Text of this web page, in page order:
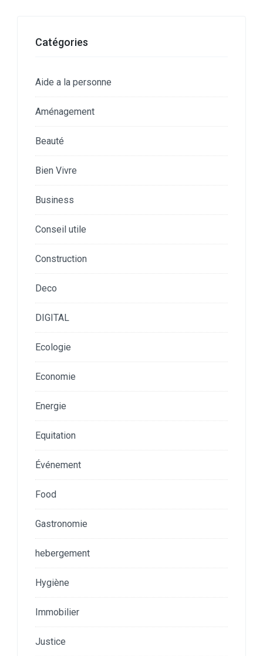
Catégories
Aide a la personne
Aménagement
Beauté
Bien Vivre
Business
Conseil utile
Construction
Deco
DIGITAL
Ecologie
Economie
Energie
Equitation
Événement
Food
Gastronomie
hebergement
Hygiène
Immobilier
Justice